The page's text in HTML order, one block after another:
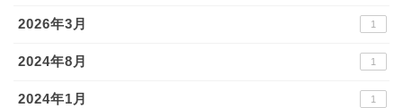
2026年3月 1
2024年8月 1
2024年1月 1